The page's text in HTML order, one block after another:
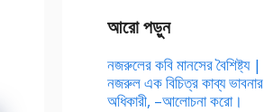
আরো পড়ুন
নজরুলের কবি মানসের বৈশিষ্ট্য |
নজরুল এক বিচিত্র কাব্য ভাবনার
অধিকারী, –আলোচনা করো।